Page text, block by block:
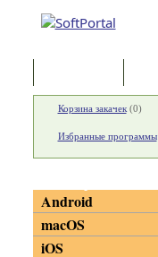
Корзина закачек(0)
Избранные программы
Android
macOS
iOS